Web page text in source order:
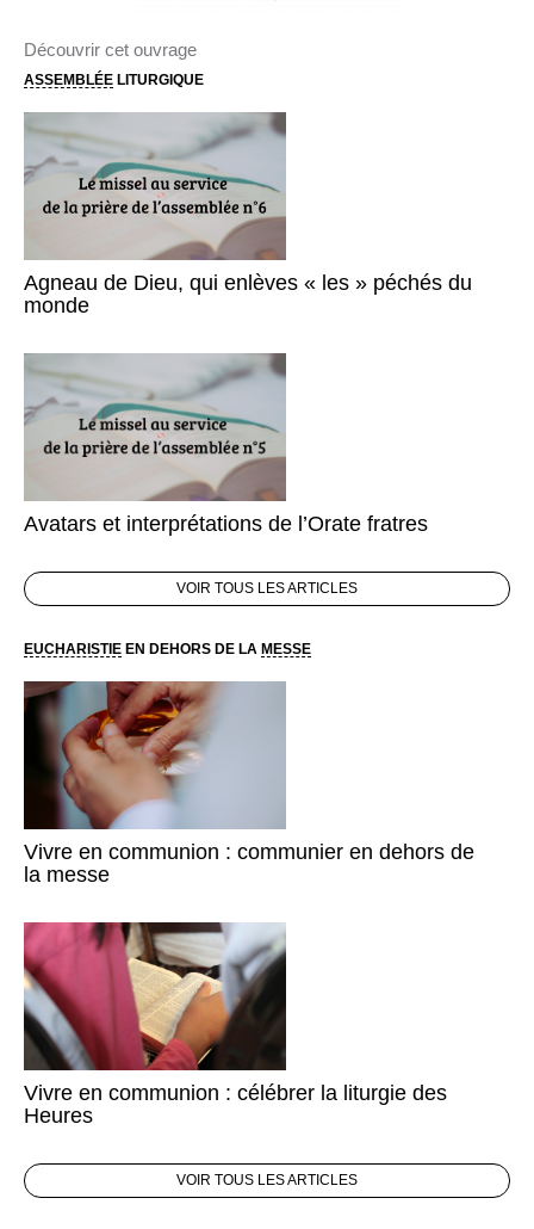
Découvrir cet ouvrage
ASSEMBLÉE LITURGIQUE
Agneau de Dieu, qui enlèves « les » péchés du
monde
Avatars et interprétations de l’Orate fratres
VOIR TOUS LES ARTICLES
EUCHARISTIE EN DEHORS DE LA MESSE
Vivre en communion : communier en dehors de
la messe
Vivre en communion : célébrer la liturgie des
Heures
VOIR TOUS LES ARTICLES